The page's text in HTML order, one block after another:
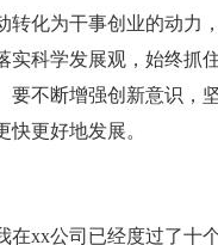
转化为干事创业的动力
实科学发展观，始终抓
要不断增强创新意识，
更好地发展。
在xx公司已经度过了十